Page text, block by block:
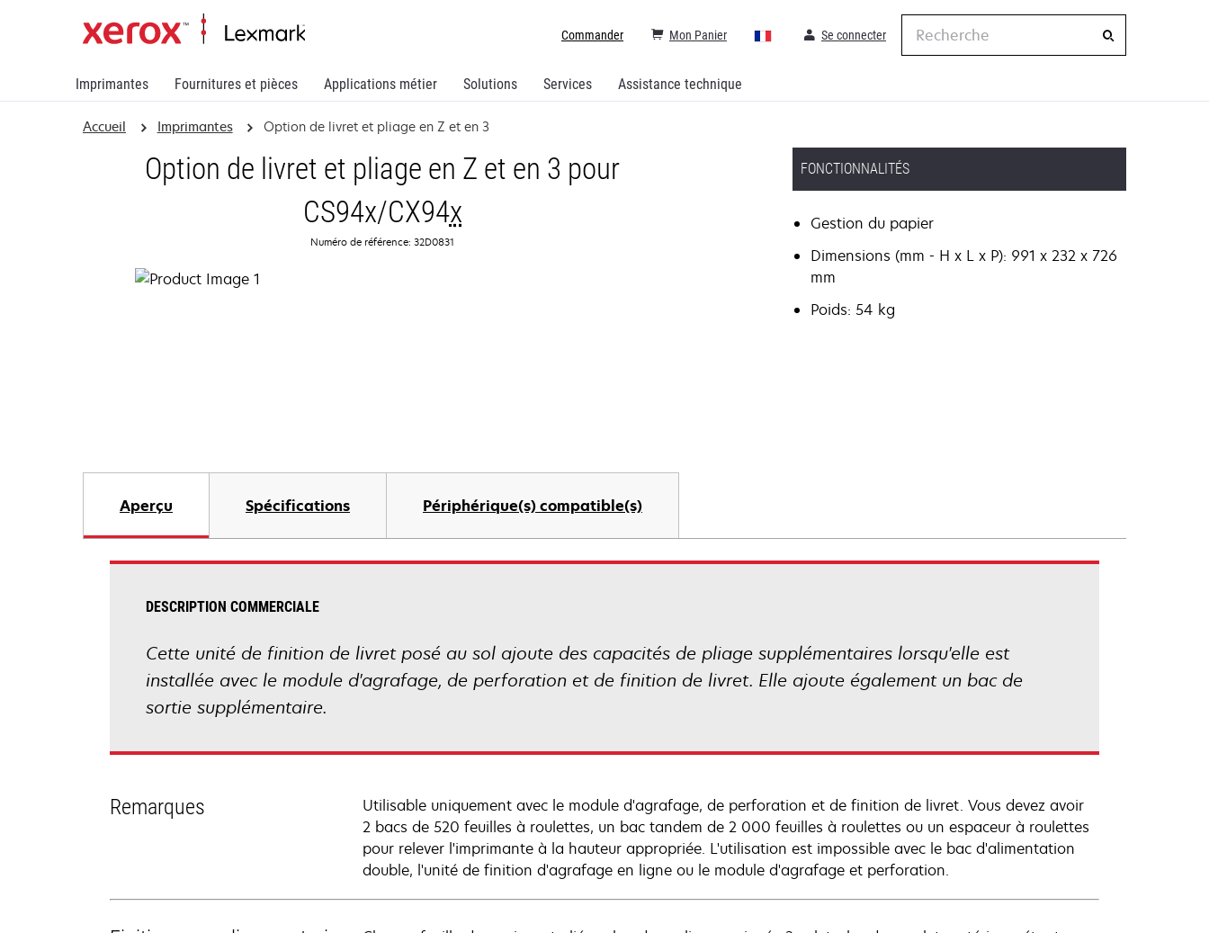
Imprimantes Fournitures et pièces Applications métier Solutions Services Assistance technique
Se connecter
Mon Panier
Commander
Recherche
Accueil Imprimantes Option de livret et pliage en Z et en 3
Option de livret et pliage en Z et en 3 pour
CS94x/CX94x
Numéro de référence: 32D0831
FONCTIONNALITÉS
Gestion du papier
Dimensions (mm - H x L x P): 991 x 232 x 726
mm
Poids: 54 kg
Aperçu Spécifications Périphérique(s) compatible(s)
DESCRIPTION COMMERCIALE
Cette unité de finition de livret posé au sol ajoute des capacités de pliage supplémentaires lorsqu'elle est
installée avec le module d'agrafage, de perforation et de finition de livret. Elle ajoute également un bac de
sortie supplémentaire.
Remarques
Utilisable uniquement avec le module d'agrafage, de perforation et de finition de livret. Vous devez avoir
2 bacs de 520 feuilles à roulettes, un bac tandem de 2 000 feuilles à roulettes ou un espaceur à roulettes
pour relever l'imprimante à la hauteur appropriée. L'utilisation est impossible avec le bac d'alimentation
double, l'unité de finition d'agrafage en ligne ou le module d'agrafage et perforation.